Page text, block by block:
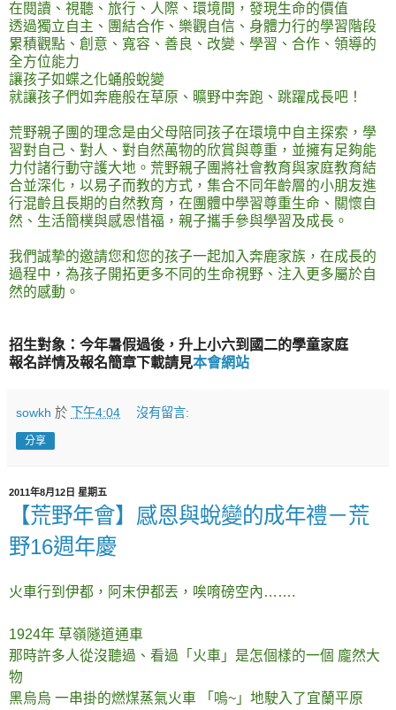
在閱讀、視聽、旅行、人際、環境間，發現生命的價值
透過獨立自主、團結合作、樂觀自信、身體力行的學習階段
累積觀點、創意、寬容、善良、改變、學習、合作、領導的
全方位能力
讓孩子如蝶之化蛹般蛻變
就讓孩子們如奔鹿般在草原、曠野中奔跑、跳躍成長吧！
荒野親子團的理念是由父母陪同孩子在環境中自主探索，學
習對自己、對人、對自然萬物的欣賞與尊重，並擁有足夠能
力付諸行動守護大地。荒野親子團將社會教育與家庭教育結
合並深化，以易子而教的方式，集合不同年齡層的小朋友進
行混齡且長期的自然教育，在團體中學習尊重生命、關懷自
然、生活簡樸與感恩惜福，親子攜手參與學習及成長。
我們誠摯的邀請您和您的孩子一起加入奔鹿家族，在成長的
過程中，為孩子開拓更多不同的生命視野、注入更多屬於自
然的感動。
招生對象：今年暑假過後，升上小六到國二的學童家庭
報名詳情及報名簡章下載請見本會網站
sowkh 於 下午4:04 沒有留言:
分享
2011年8月12日 星期五
【荒野年會】感恩與蛻變的成年禮－荒
野16週年慶
火車行到伊都，阿末伊都丟，唉唷磅空內…….
1924年 草嶺隧道通車
那時許多人從沒聽過、看過「火車」是怎個樣的一個 龐然大
物
黑烏烏 一串掛的燃煤蒸氣火車 「嗚~」地駛入了宜蘭平原